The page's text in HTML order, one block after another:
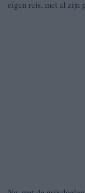
eigen reis, met al zijn